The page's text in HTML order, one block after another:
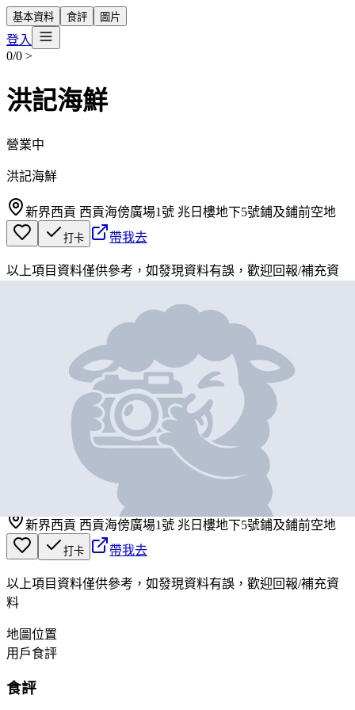
基本資料 食評 圖片
登入
0/0 >
洪記海鮮
營業中
洪記海鮮
新界西貢 西貢海傍廣場1號 兆日樓地下5號鋪及鋪前空地
打卡 帶我去
以上項目資料僅供參考，如發現資料有誤，歡迎回報/補充資
洪記海鮮
新界西貢 西貢海傍廣場1號 兆日樓地下5號鋪及鋪前空地
打卡 帶我去
以上項目資料僅供參考，如發現資料有誤，歡迎回報/補充資
料
地圖位置
用戶食評
食評